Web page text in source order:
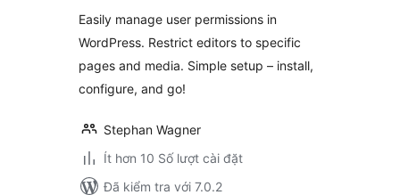
Easily manage user permissions in
WordPress. Restrict editors to specific
pages and media. Simple setup – install,
configure, and go!
Stephan Wagner
Ít hơn 10 Số lượt cài đặt
Đã kiểm tra với 7.0.2